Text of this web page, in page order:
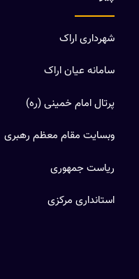
شهرداری اراک
سامانه عیان اراک
پرتال امام خمینی (ره)
وبسایت مقام معظم رهبری
ریاست جمهوری
استانداری مرکزی